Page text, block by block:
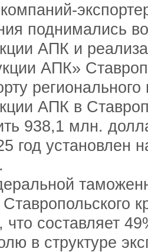
поднимались
АПК и
АПК»
АПК в
938,1 млн.
год установлен
составляет
в структуре